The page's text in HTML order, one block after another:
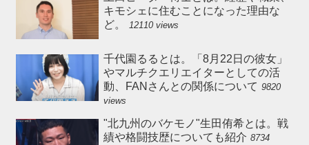
キモシェに住むことになった理由な
ど。
12110 views
千代園るるとは。「8月22日の彼女」
やマルチクエリエイターとしての活
動、FANさんとの関係について 9820
views
"北九州のバケモノ"生田侑希とは。戦
績や格闘技歴についても紹介 8734